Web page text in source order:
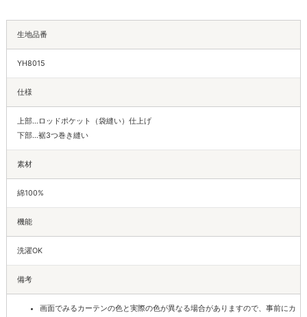
生地品番
YH8015
仕様
上部…ロッドポケット（袋縫い）仕上げ
下部…裾3つ巻き縫い
素材
綿100%
機能
洗濯OK
備考
画面でみるカーテンの色と実際の色が異なる場合がありますので、事前にカ